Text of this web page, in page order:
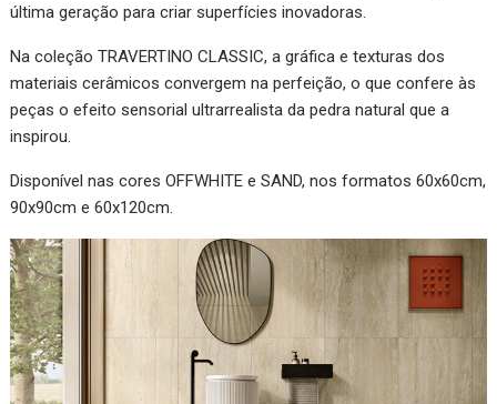
última geração para criar superfícies inovadoras.
Na coleção TRAVERTINO CLASSIC, a gráfica e texturas dos
materiais cerâmicos convergem na perfeição, o que confere às
peças o efeito sensorial ultrarrealista da pedra natural que a
inspirou.
Disponível nas cores OFFWHITE e SAND, nos formatos 60x60cm,
90x90cm e 60x120cm.